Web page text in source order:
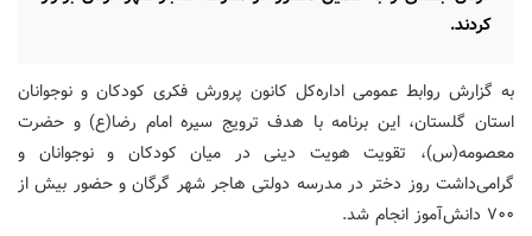
کردند.
به گزارش روابط عمومی اداره‌کل کانون پرورش فکری کودکان و نوجوانان
استان گلستان، این برنامه‌ با هدف ترویج سیره امام رضا(ع) و حضرت
معصومه(س)، تقویت هویت دینی در میان کودکان و نوجوانان و
گرامی‌داشت روز دختر در مدرسه دولتی هاجر شهر گرگان و حضور بیش از
۷۰۰ دانش‌آموز انجام شد.